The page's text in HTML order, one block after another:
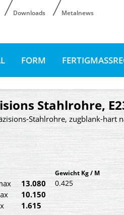
Downloads Metalnews
FORM
Stahlrohre,
Stahlrohre, zugblank-hart
13.080
10.150
1.615
Gewicht Kg / M
0.425